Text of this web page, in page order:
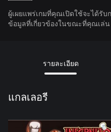
ผู้เผยแพร่เกมที่คุณเปิดใช้จะได้รับ
ข้อมูลที่เกี่ยวข้องในขณะที่คุณเล่น
รายละเอียด
แกลเลอรี